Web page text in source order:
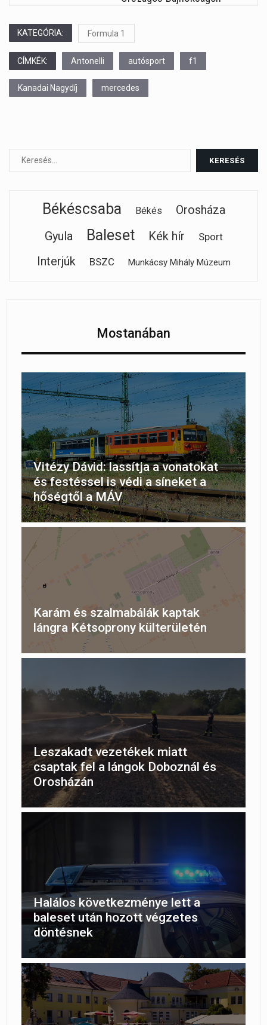
KATEGÓRIA: Formula 1
CÍMKÉK: Antonelli autósport f1
Kanadai Nagydíj mercedes
Békéscsaba Békés
Orosháza
Gyula
Baleset Kék hír Sport
Interjúk BSZC Munkácsy Mihály Múzeum
Mostanában
Vitézy Dávid: lassítja a vonatokat
és festéssel is védi a síneket a
hőségtől a MÁV
Karám és szalmabálák kaptak
lángra Kétsoprony külterületén
Leszakadt vezetékek miatt
csaptak fel a lángok Doboznál és
Orosházán
Halálos következménye lett a
baleset után hozott végzetes
döntésnek